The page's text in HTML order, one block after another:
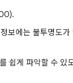
보에는 불투명도가
쉽게 파악할 수 있